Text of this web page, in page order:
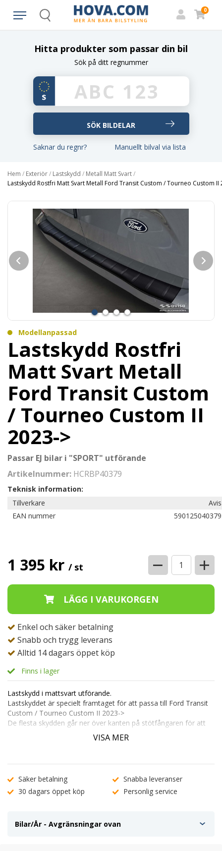
Search
0
Hitta produkter som passar din bil
Sök på ditt regnummer
Saknar du regnr? Manuellt bilval via lista
Hem / Exteriör/ Lastskydd / Metall Matt Svart/
Lastskydd Rostfri Matt Svart Metall Ford Transit Custom / Tourneo Custom II
Modellanpassad
Lastskydd Rostfri
Matt Svart Metall
Ford Transit Custom
/ Tourneo Custom II
2023->
Passar EJ bilar i "SPORT" utförande
Artikelnummer: HCRBP40379
Teknisk information:
Tillverkare
EAN nummer
1 395 kr / st − +
Enkel och säker betalning
Snabb och trygg leverans
Alltid 14 dagars öppet köp
Finns i lager
Lastskydd i mattsvart utförande.
Lastskyddet är specielt framtaget för att passa till Ford Transit
Custom / Tourneo Custom II 2023->
De flesta skydden går ner över kanten på stötfångaren för att
svarta färgen.
br>Skyddar eller döljer repor på din stötfångare.
VISA MER
Säker betalning
Snabba leveranser
30 dagars öppet köp
Personlig service
Bilar/År - Avgränsningar ovan